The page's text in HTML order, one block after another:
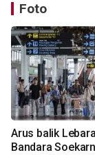
Foto
Arus balik
Bandara